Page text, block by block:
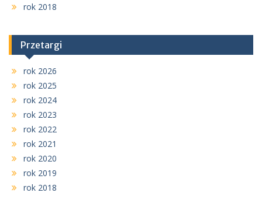
rok 2018
Przetargi
rok 2026
rok 2025
rok 2024
rok 2023
rok 2022
rok 2021
rok 2020
rok 2019
rok 2018